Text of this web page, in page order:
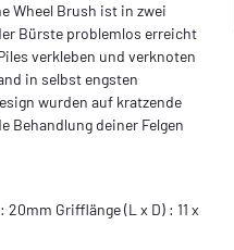
Wheel Brush ist in zwei
Bürste problemlos erreicht
verkleben und verknoten
in selbst engsten
wurden auf kratzende
Behandlung deiner Felgen
Grifflänge (L x D) : 11 x